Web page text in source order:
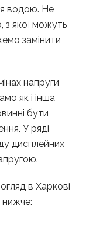
водою. Не
з якої можуть
замінити
напруги
як і інша
бути
У ряді
дисплейних
в Харкові
нижче: